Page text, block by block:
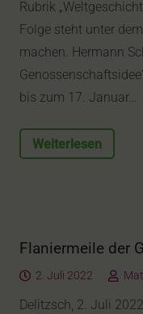
Rubrik
Folge steht unter
machen. Hermann
bis zum 17. Januar…
Weiterlesen
Flaniermeile der
2. Juli 2022
Delitzsch, 2. Juli